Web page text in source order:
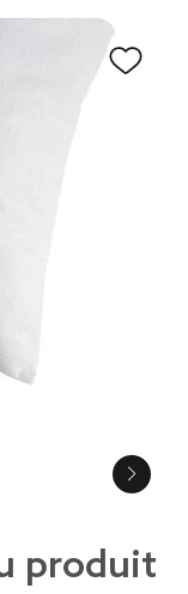
produit